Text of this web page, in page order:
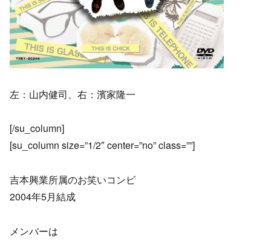
左：山内健司、右：濱家隆一
[/su_column]
[su_column size=”1/2″ center=”no” class=””]
吉本興業所属のお笑いコンビ
2004年5月結成
メンバーは